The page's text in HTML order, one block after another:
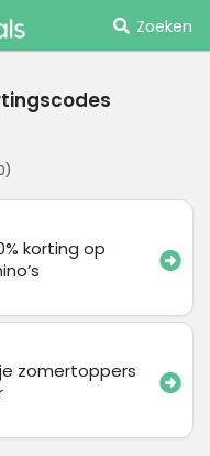
Zoeken
)
korting op
je zomertoppers